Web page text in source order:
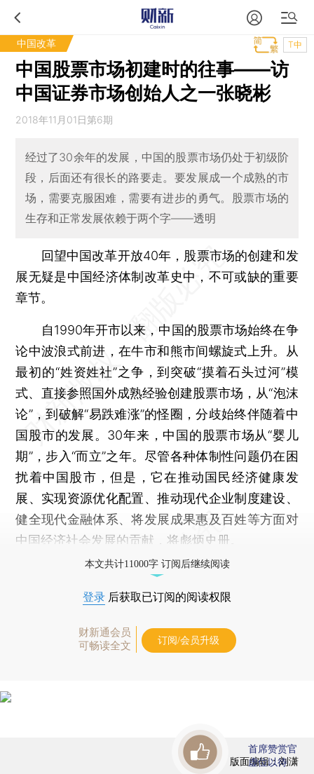
中国改革 T中
中国股票市场初建时的往事——访
中国证券市场创始人之一张晓彬
2018年11月01日第6期
经过了30余年的发展，中国的股票市场仍处于初级阶
段，后面还有很长的路要走。要发展成一个成熟的市
场，需要克服困难，需要有进步的勇气。股票市场的
生存和正常发展依赖于两个字——透明
回望中国改革开放40年，股票市场的创建和发
展无疑是中国经济体制改革史中，不可或缺的重要
章节。
自1990年开市以来，中国的股票市场始终在争
论中波浪式前进，在牛市和熊市间螺旋式上升。从
最初的“姓资姓社”之争，到突破“摸着石头过河”模
式、直接参照国外成熟经验创建股票市场，从“泡沫
论”，到破解“易跌难涨”的怪圈，分歧始终伴随着中
国股市的发展。30年来，中国的股票市场从“婴儿
期”，步入“而立”之年。尽管各种体制性问题仍在困
扰着中国股市，但是，它在推动国民经济健康发
展、实现资源优化配置、推动现代企业制度建设、
健全现代金融体系、将发展成果惠及百姓等方面对
中国经济社会发展的贡献，将彪炳史册。
本文共计11000字 订阅后继续阅读
登录 后获取已订阅的阅读权限
财新通会员
可畅读全文
订阅/会员升级
版面编辑：刘潇
首席赞赏官
虚位以待